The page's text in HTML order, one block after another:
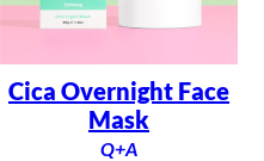
Cica Overnight Face
Mask
Q+A